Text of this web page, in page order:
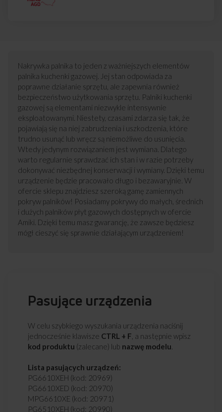
Nakrywka palnika to jeden z ważniejszych elementów
palnika kuchenki gazowej. Jej stan odpowiada za
poprawne działanie sprzętu, ale zapewnia również
bezpieczeństwo użytkowania sprzętu. Palniki kuchenki
gazowej są elementami niezwykle intensywnie
eksploatowanymi. Niestety, czasami zdarza się tak, że
pojawiają się na niej zabrudzenia i uszkodzenia, które
trudno usunąć lub wręcz są niemożliwe do usunięcia.
Wtedy jedynym rozwiązaniem jest wymiana. Dlatego
warto regularnie sprawdzać ich stan i w razie potrzeby
dokonywać niezbędnej konserwacji i wymiany. Dzięki temu
urządzenie będzie pracowało długo i bezawaryjnie. W
ofercie sklepu znajdziesz szeroką gamę zamiennych
pokryw palników! Posiadamy pokrywy do małych, średnich
i dużych palników płyt gazowych dostępnych w ofercie
Amiki. Dzięki temu masz gwarancję, że zawsze będziesz
mógł cieszyć się sprawnie działającym urządzeniem!
Pasujące urządzenia
W celu szybkiego wyszukania urządzenia naciśnij
jednocześnie klawisze CTRL + F , a następnie wpisz
kod produktu (zalecane) lub nazwę modelu
Lista pasujących urządzeń:
PG6610XEH (kod: 20969)
PG6610XED (kod: 20970)
MPG6610XE (kod: 20971)
PG6510XEH (kod: 20990)